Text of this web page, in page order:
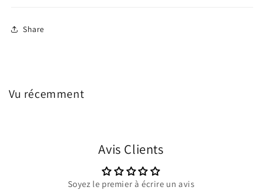
Share
Vu récemment
Avis Clients
Soyez le premier à écrire un avis